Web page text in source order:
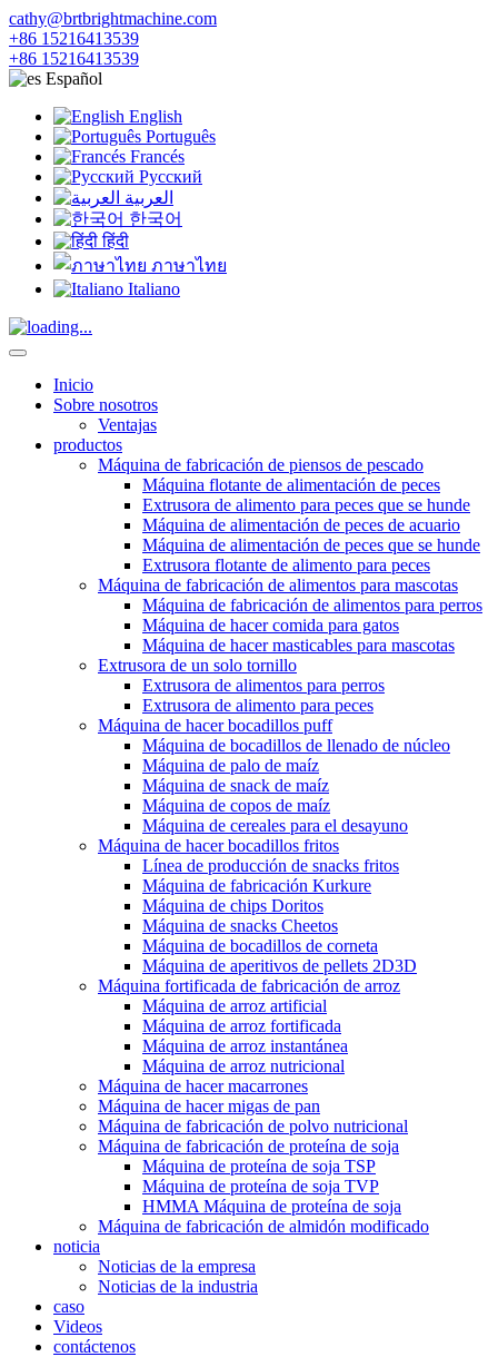
cathy@brtbrightmachine.com
+86 15216413539
+86 15216413539
Español
English
Português
Francés
Русский
العربية
한국어
हिंदी
ภาษาไทย
Italiano
Inicio
Sobre nosotros
Ventajas
productos
Máquina de fabricación de piensos de pescado
Máquina flotante de alimentación de peces
Extrusora de alimento para peces que se hunde
Máquina de alimentación de peces de acuario
Máquina de alimentación de peces que se hunde
Extrusora flotante de alimento para peces
Máquina de fabricación de alimentos para mascotas
Máquina de fabricación de alimentos para perros
Máquina de hacer comida para gatos
Máquina de hacer masticables para mascotas
Extrusora de un solo tornillo
Extrusora de alimentos para perros
Extrusora de alimento para peces
Máquina de hacer bocadillos puff
Máquina de bocadillos de llenado de núcleo
Máquina de palo de maíz
Máquina de snack de maíz
Máquina de copos de maíz
Máquina de cereales para el desayuno
Máquina de hacer bocadillos fritos
Línea de producción de snacks fritos
Máquina de fabricación Kurkure
Máquina de chips Doritos
Máquina de snacks Cheetos
Máquina de bocadillos de corneta
Máquina de aperitivos de pellets 2D3D
Máquina fortificada de fabricación de arroz
Máquina de arroz artificial
Máquina de arroz fortificada
Máquina de arroz instantánea
Máquina de arroz nutricional
Máquina de hacer macarrones
Máquina de hacer migas de pan
Máquina de fabricación de polvo nutricional
Máquina de fabricación de proteína de soja
Máquina de proteína de soja TSP
Máquina de proteína de soja TVP
HMMA Máquina de proteína de soja
Máquina de fabricación de almidón modificado
noticia
Noticias de la empresa
Noticias de la industria
caso
Videos
contáctenos